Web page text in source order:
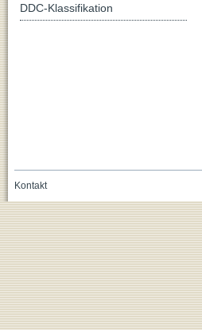
DDC-Klassifikation
Kontakt